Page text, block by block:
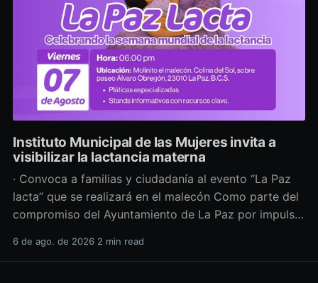
Instituto Municipal de las Mujeres invita a
visibilizar la lactancia materna
· Convoca a familias y ciudadanía al evento “La Paz
lacta” que se realizará en el malecón Como parte del
compromiso del Ayuntamiento de La Paz por impulsar
salud y los derechos de las mujeres, así como generar
6 de ago. de 2026 2 min read